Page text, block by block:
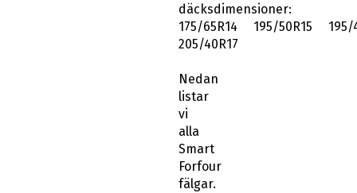
däcksdimensioner:
175/65R14 195/50R15 195/
205/40R17
Nedan
listar
vi
alla
Smart
Forfour
fälgar.